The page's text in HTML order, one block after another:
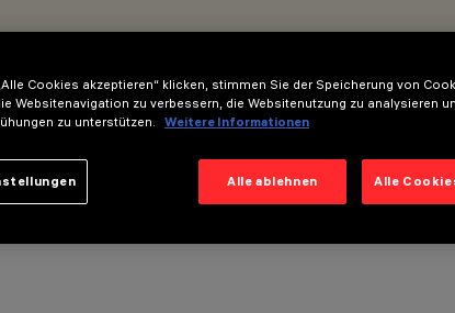
Cookies akzeptieren“ klicken, stimmen Sie der Speicherung von
Websitenavigation zu verbessern, die Websitenutzung zu analysieren
zu unterstützen.
Weitere Informationen
Alle ablehnen Alle